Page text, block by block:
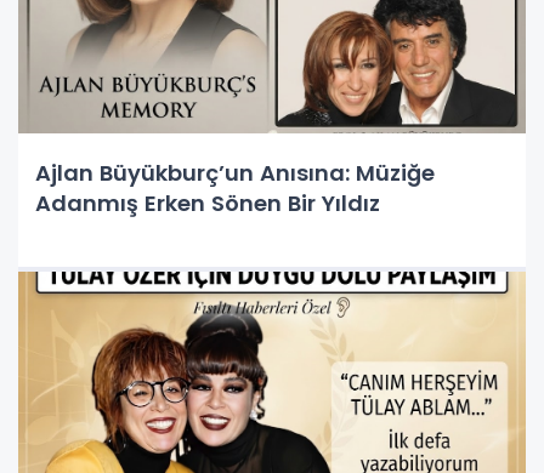
Ajlan Büyükburç’un Anısına: Müziğe
Adanmış Erken Sönen Bir Yıldız